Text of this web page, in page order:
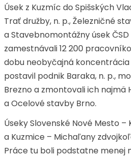
Úsek z Kuzmíc do Spišských
Trať družby, n. p., Železničné
a Stavebnomontážny úsek ČSD
zamestnávali 12 200
dobu neobyčajná
postavil podnik Baraka, n. p.,
Brezno a zmontovali ich
a Ocelové stavby Brno.
Úseky Slovenské Nové Mesto
a Kuzmice – Michaľany
Práce tu boli podstatne menej